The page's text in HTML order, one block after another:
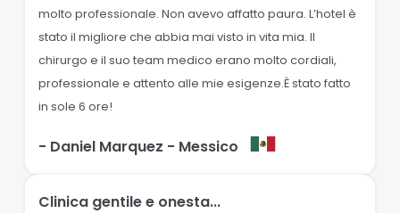
molto professionale. Non avevo affatto paura. L’hotel è
stato il migliore che abbia mai visto in vita mia. Il
chirurgo e il suo team medico erano molto cordiali,
professionale e attento alle mie esigenze.È stato fatto
in sole 6 ore!
- Daniel Marquez - Messico
Clinica gentile e onesta...